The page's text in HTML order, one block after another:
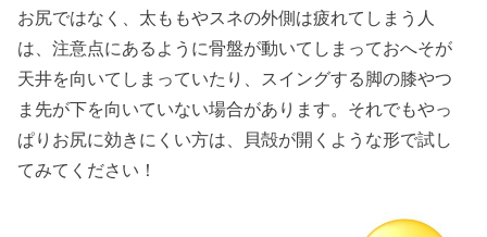
お尻ではなく、太ももやスネの外側は疲れてしまう人
は、注意点にあるように骨盤が動いてしまっておへそが
天井を向いてしまっていたり、スイングする脚の膝やつ
ま先が下を向いていない場合があります。それでもやっ
ぱりお尻に効きにくい方は、貝殻が開くような形で試し
てみてください！